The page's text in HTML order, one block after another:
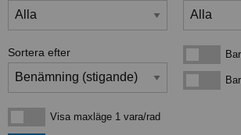
Sortera efter Bara
Bara
Visa maxläge 1 vara/rad
Visa maxläge 1 vara/rad